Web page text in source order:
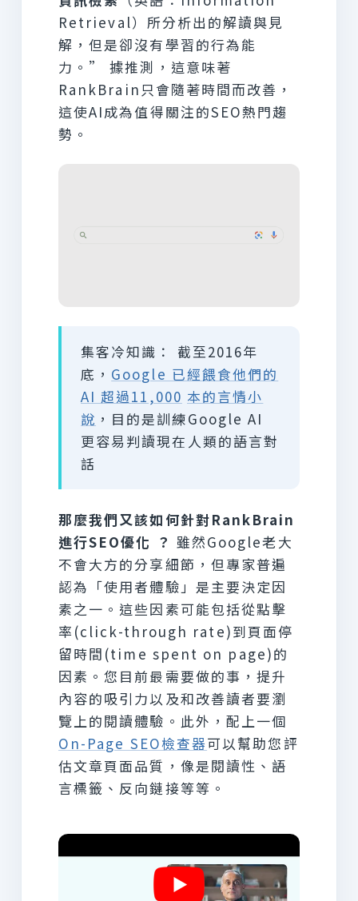
Retrieval）所分析出的解讀與見
解，但是卻沒有學習的行為能
力。” 據推測，這意味著
RankBrain只會隨著時間而改善，
這使AI成為值得關注的SEO熱門趨
勢。
集客冷知識： 截至2016年
底， Google 已經餵食他們的
AI 超過11,000 本的言情小
說 ，目的是訓練Google AI
更容易判讀現在人類的語言對
話
那麼我們又該如何針對RankBrain
進行SEO優化 ？ 雖然Google老大
不會大方的分享細節，但專家普遍
認為「使用者體驗」是主要決定因
素之一。這些因素可能包括從點擊
率(click-through rate)到頁面停
留時間(time spent on page)的
因素。您目前最需要做的事，提升
內容的吸引力以及和改善讀者要瀏
覽上的閱讀體驗。此外，配上一個
On-Page SEO檢查器可以幫助您評
估文章頁面品質，像是閱讀性、語
言標籤、反向鏈接等等。